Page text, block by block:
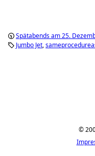
Spätabends am 25.
Jumbo Jet
©